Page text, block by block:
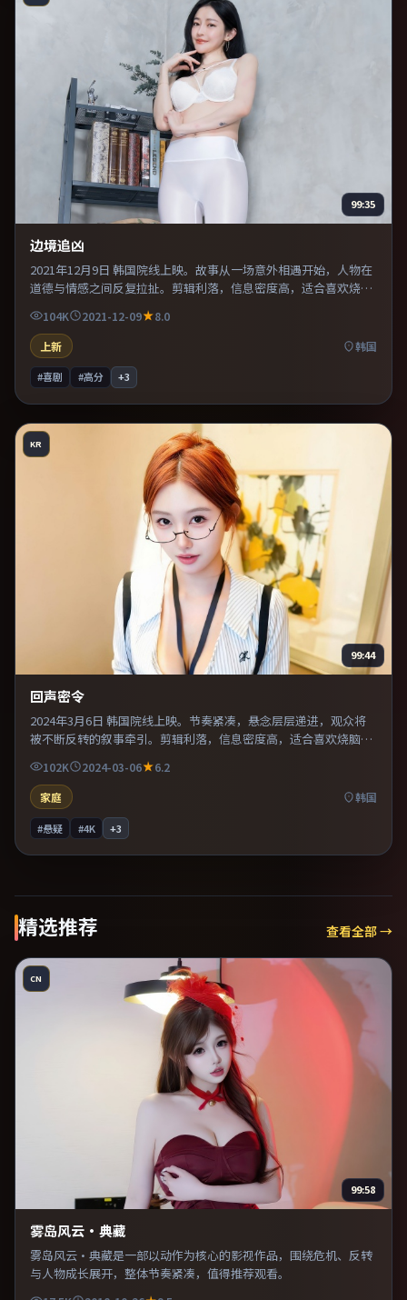
99:35
边境追凶
2021年12月9日 韩国院线上映。故事从一场意外相遇开始，人物在
道德与情感之间反复拉扯。剪辑利落，信息密度高，适合喜欢烧脑
与推理的观众。片尾留白意味深长，值得二刷细品台词与构图。
104K 2021-12-09
8.0
上新
韩国
#喜剧 #高分 +3
KR
99:44
回声密令
2024年3月6日 韩国院线上映。节奏紧凑，悬念层层递进，观众将
被不断反转的叙事牵引。剪辑利落，信息密度高，适合喜欢烧脑与
推理的观众。适合喜欢现实主义题材的观众，情绪后劲较足。
102K 2024-03-06
6.2
家庭
韩国
#悬疑 #4K +3
精选推荐 查看全部 →
CN
99:58
雾岛风云·典藏
雾岛风云·典藏是一部以动作为核心的影视作品，围绕危机、反转
与人物成长展开，整体节奏紧凑，值得推荐观看。